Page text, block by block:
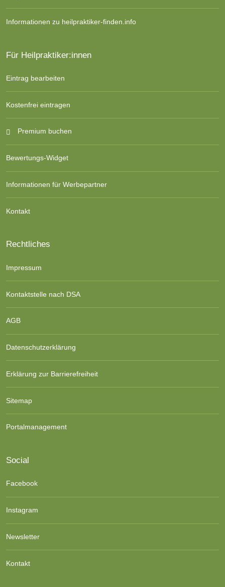
Informationen zu heilpraktiker-finden.info
Für Heilpraktiker:innen
Eintrag bearbeiten
Kostenfrei eintragen
Premium buchen
Bewertungs-Widget
Informationen für Werbepartner
Kontakt
Rechtliches
Impressum
Kontaktstelle nach DSA
AGB
Datenschutzerklärung
Erklärung zur Barrierefreiheit
Sitemap
Portalmanagement
Social
Facebook
Instagram
Newsletter
Kontakt